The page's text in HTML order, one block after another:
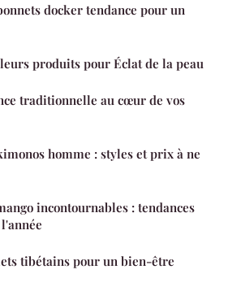
docker tendance pour un
produits pour Éclat de la peau
traditionnelle au cœur de vos
homme : styles et prix à ne
incontournables : tendances
tibétains pour un bien-être